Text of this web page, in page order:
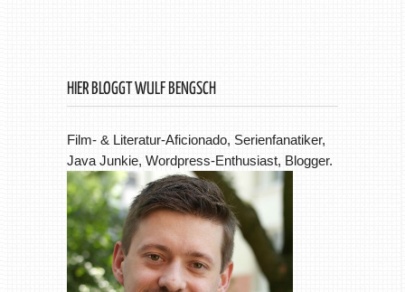
HIER BLOGGT WULF BENGSCH
Film- & Literatur-Aficionado, Serienfanatiker,
Java Junkie, Wordpress-Enthusiast, Blogger.